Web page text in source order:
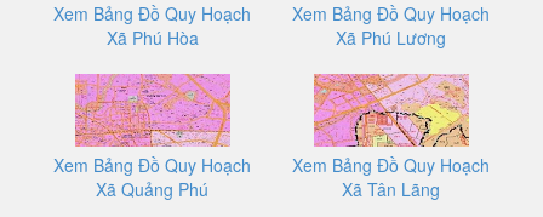
Xem Bảng Đồ Quy Hoạch
Xã Phú Hòa
Xem Bảng Đồ Quy Hoạch
Xã Phú Lương
Xem Bảng Đồ Quy Hoạch
Xã Quảng Phú
Xem Bảng Đồ Quy Hoạch
Xã Tân Lãng